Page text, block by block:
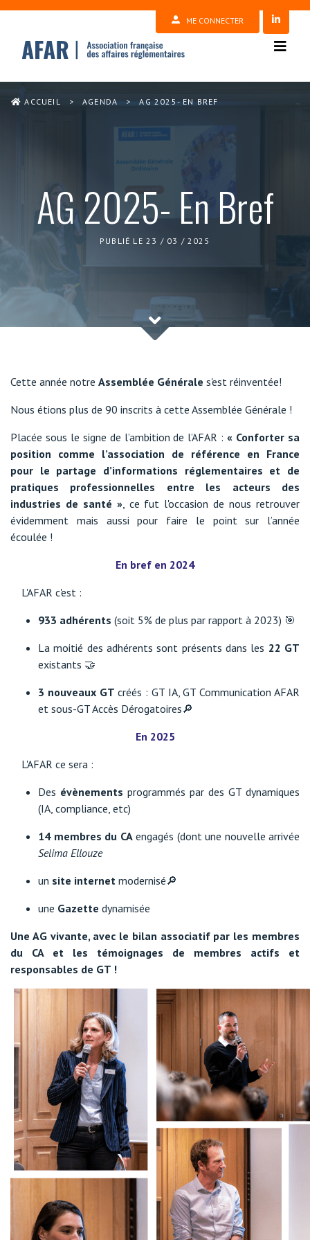
ME CONNECTER
ACCUEIL > AGENDA > AG 2025- EN BREF
AG 2025- En Bref
PUBLIÉ LE 23 / 03 / 2025
Cette année notre Assemblée Générale s'est réinventée!
Nous étions plus de 90 inscrits à cette Assemblée Générale !
Placée sous le signe de l’ambition de l’AFAR :« Conforter sa
position comme l’association de référence en France
pour le partage d’informations réglementaires et de
pratiques professionnelles entre les acteurs des
industries de santé », ce fut l'occasion de nous retrouver
évidemment mais aussi pour faire le point sur l’année
écoulée !
En bref en 2024
L'AFAR c'est :
933 adhérents (soit 5% de plus par rapport à 2023) 🎯
La moitié des adhérents sont présents dans les 22 GT
existants 🤝
3 nouveaux GT créés : GT IA, GT Communication AFAR
et sous-GT Accès Dérogatoires🔎
En 2025
L'AFAR ce sera :
Des évènements programmés par des GT dynamiques
(IA, compliance, etc)
14 membres du CAengagés (dont une nouvelle arrivée
Selima Ellouze
un site internet modernisé🔎
une Gazette dynamisée
Une AG vivante, avec le bilan associatif par les membres
du CA et les témoignages de membres actifs et
responsables de GT !